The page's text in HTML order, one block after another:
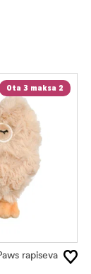
Ota 3 maksa 2
rapiseva